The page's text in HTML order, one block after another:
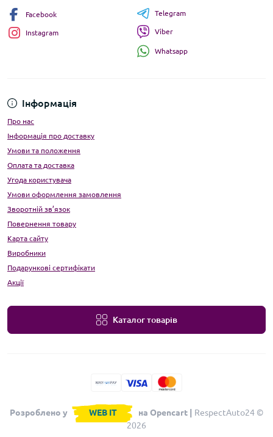
Інформація
Про нас
Інформація про доставку
Умови та положення
Оплата та доставка
Угода користувача
Умови оформлення замовлення
Зворотній зв’язок
Повернення товару
Карта сайту
Виробники
Подарункові сертифікати
Акції
Каталог товарів
Facebook
Instagram
Telegram
Viber
Whatsapp
Розроблено у WEB IT на Opencart |
RespectAuto24 ©
2026